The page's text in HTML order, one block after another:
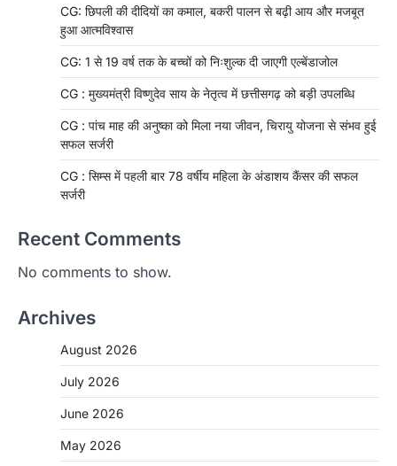
CG: छिपली की दीदियों का कमाल, बकरी पालन से बढ़ी आय और मजबूत
हुआ आत्मविश्वास
CG: 1 से 19 वर्ष तक के बच्चों को निःशुल्क दी जाएगी एल्बेंडाजोल
CG : मुख्यमंत्री विष्णुदेव साय के नेतृत्व में छत्तीसगढ़ को बड़ी उपलब्धि
CG : पांच माह की अनुष्का को मिला नया जीवन, चिरायु योजना से संभव हुई
सफल सर्जरी
CG : सिम्स में पहली बार 78 वर्षीय महिला के अंडाशय कैंसर की सफल
सर्जरी
Recent Comments
No comments to show.
Archives
August 2026
July 2026
June 2026
May 2026
CHHATTISGARH